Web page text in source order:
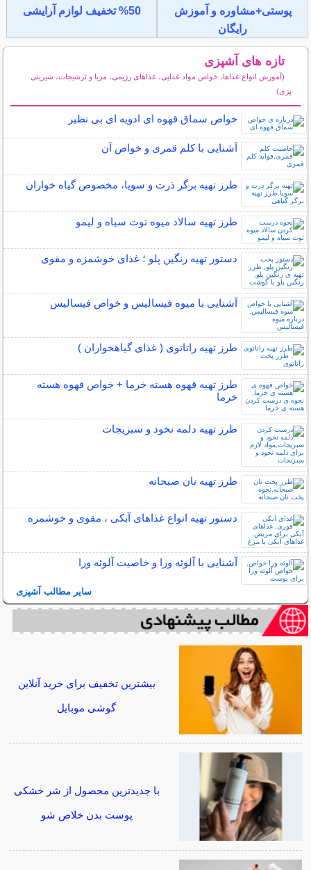
پوستی+مشاوره و آموزش
رایگان
50% تخفیف لوازم آرایشی
تازه های آشپزی
(آموزش انواع غذاها، خواص مواد غذایی، غذاهای رژیمی، مربا و ترشیجات، شیرینی
پزی)
خواص سماق قهوه ای ادویه ای بی نظیر
آشنایی با کلم قمری و خواص آن
طرز تهیه برگر ذرت و سویا، مخصوص گیاه خواران
طرز تهیه سالاد میوه توت سیاه و لیمو
دستور تهیه رنگین پلو ؛ غذای خوشمزه و مقوی
آشنایی با میوه فیسالیس و خواص فیسالیس
طرز تهیه راتاتوی ( غذای گیاهخواران )
طرز تهیه قهوه هسته خرما + خواص قهوه هسته
خرما
طرز تهیه دلمه نخود و سبزیجات
طرز تهیه نان صبحانه
دستور تهیه انواع غذاهای آبکی ، مقوی و خوشمزه
آشنایی با آلوئه ورا و خاصیت آلوئه ورا
سایر مطالب آشپزی
بیشترین تخفیف برای خرید آنلاین
گوشی موبایل
با جدیدترین محصول از شر خشکی
پوست بدن خلاص شو